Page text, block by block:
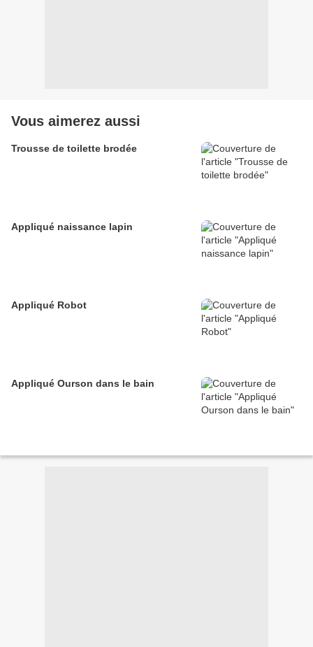
Vous aimerez aussi
Trousse de toilette brodée
Appliqué naissance lapin
Appliqué Robot
Appliqué Ourson dans le bain